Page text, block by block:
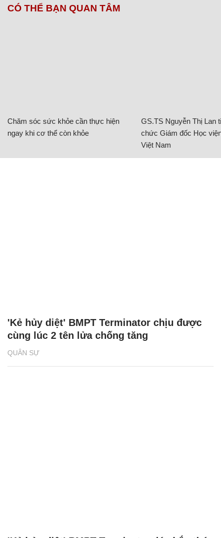
CÓ THỂ BẠN QUAN TÂM
Chăm sóc sức khỏe cần thực hiện
ngay khi cơ thể còn khỏe
GS.TS Nguyễn Thị Lan
chức Giám đốc Học
Việt Nam
QUÂN SỰ
'Kẻ hủy diệt' BMPT Terminator chịu được
cùng lúc 2 tên lửa chống tăng